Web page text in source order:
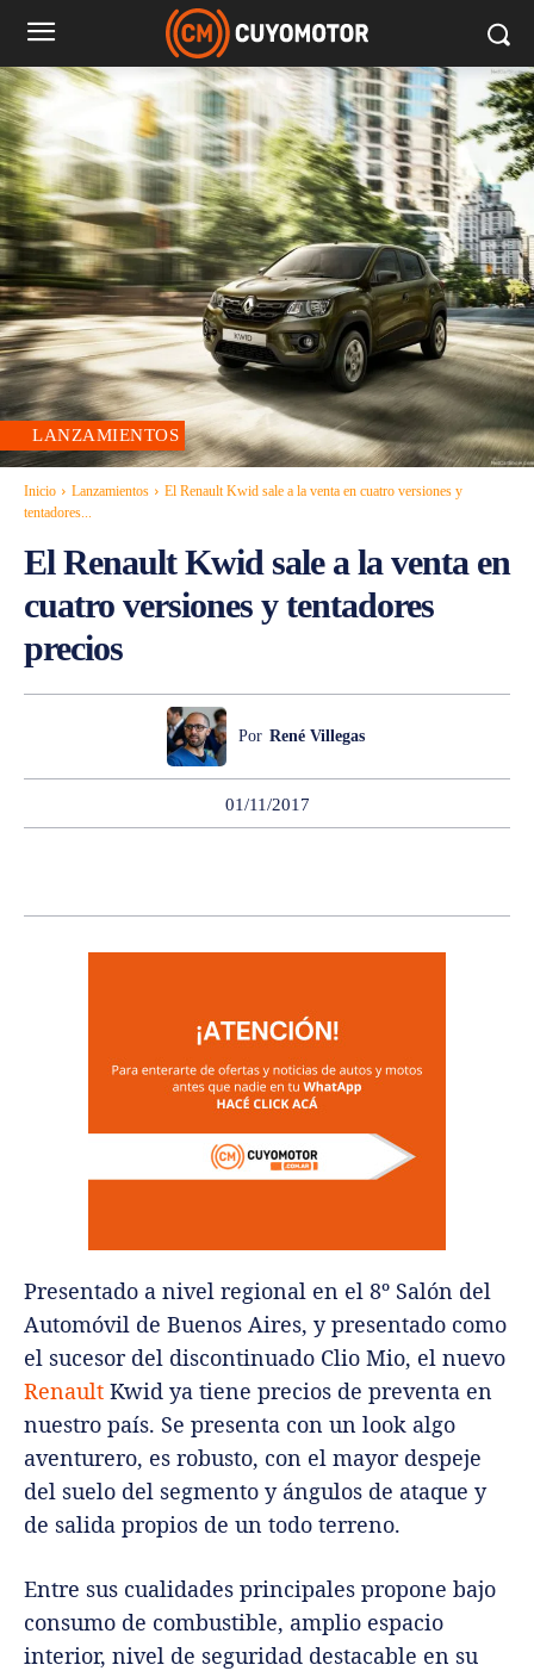
LANZAMIENTOS
Inicio Lanzamientos
El Renault Kwid sale a la venta en cuatro versiones y
tentadores...
El Renault Kwid sale a la venta en
cuatro versiones y tentadores
precios
Por René Villegas
01/11/2017
Presentado a nivel regional en el 8º Salón del
Automóvil de Buenos Aires, y presentado como
el sucesor del discontinuado Clio Mio, el nuevo
Renault Kwid ya tiene precios de preventa en
nuestro país. Se presenta con un look algo
aventurero, es robusto, con el mayor despeje
del suelo del segmento y ángulos de ataque y
de salida propios de un todo terreno.
Entre sus cualidades principales propone bajo
consumo de combustible, amplio espacio
interior, nivel de seguridad destacable en su